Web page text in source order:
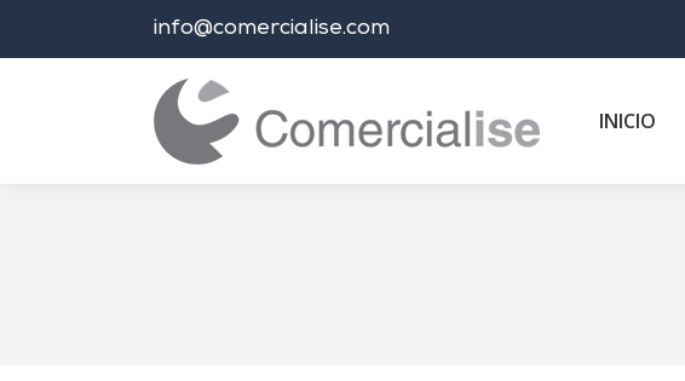
info@comercialise.com
INICIO